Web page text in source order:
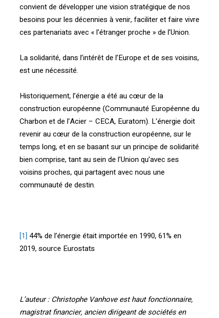
convient de développer une vision stratégique de nos
besoins pour les décennies à venir, faciliter et faire vivre
ces partenariats avec « l’étranger proche » de l’Union.
La solidarité, dans l’intérêt de l’Europe et de ses voisins,
est une nécessité.
Historiquement, l’énergie a été au cœur de la
construction européenne (Communauté Européenne du
Charbon et de l’Acier – CECA, Euratom). L’énergie doit
revenir au cœur de la construction européenne, sur le
temps long, et en se basant sur un principe de solidarité
bien comprise, tant au sein de l’Union qu’avec ses
voisins proches, qui partagent avec nous une
communauté de destin.
[1] 44% de l’énergie était importée en 1990, 61% en
2019, source Eurostats
L’auteur : Christophe Vanhove est haut fonctionnaire,
magistrat financier, ancien dirigeant de sociétés en